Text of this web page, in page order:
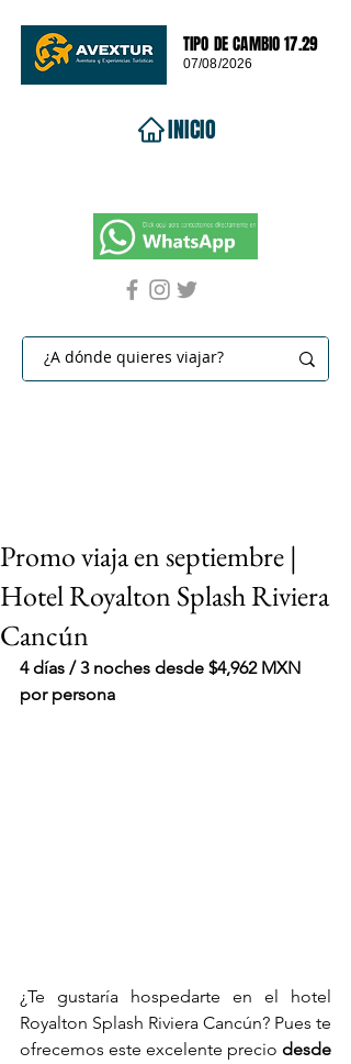
TIPO DE CAMBIO 17.29
07/08/2026
INICIO
Promo viaja en septiembre |
Hotel Royalton Splash Riviera
Cancún
4 días / 3 noches desde $4,962 MXN
por persona
¿Te gustaría hospedarte en el hotel
Royalton Splash Riviera Cancún? Pues te
ofrecemos este excelente precio desde